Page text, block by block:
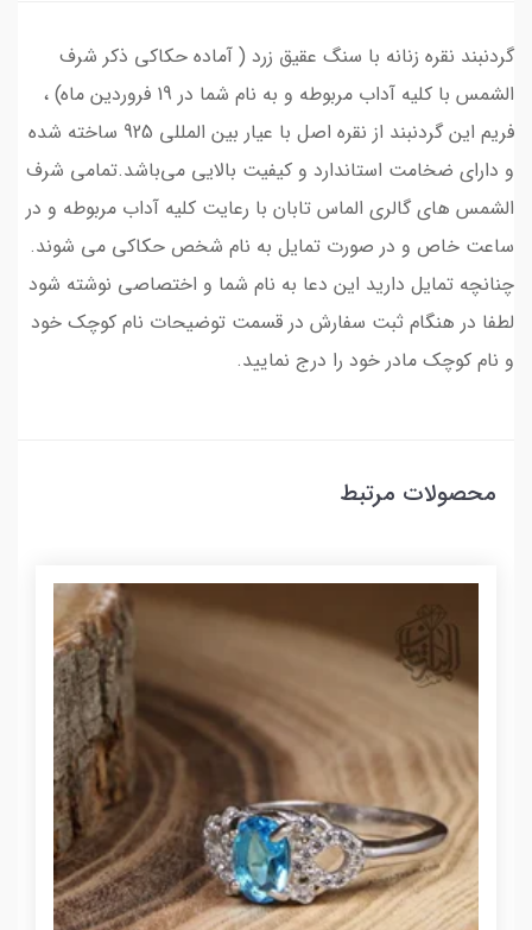
گردنبند نقره زنانه با سنگ عقیق زرد ( آماده حکاکی ذکر شرف
الشمس با کلیه آداب مربوطه و به نام شما در 19 فروردین ماه) ،
فریم این گردنبند از نقره اصل با عیار بین المللی 925 ساخته شده
و دارای ضخامت استاندارد و کیفیت بالایی می‌باشد.تمامی شرف
الشمس های گالری الماس تابان با رعایت کلیه آداب مربوطه و در
ساعت خاص و در صورت تمایل به نام شخص حکاکی می شوند.
چنانچه تمایل دارید این دعا به نام شما و اختصاصی نوشته شود
لطفا در هنگام ثبت سفارش در قسمت توضیحات نام کوچک خود
و نام کوچک مادر خود را درج نمایید.
محصولات مرتبط